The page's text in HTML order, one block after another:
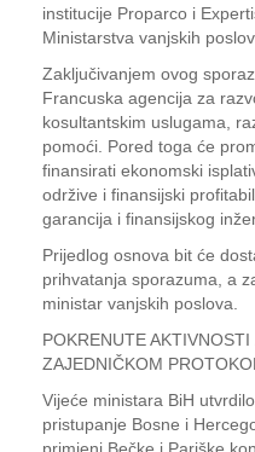
institucije Proparco i
Ministarstva vanjskih
Zaključivanjem ovog
Francuska agencija za
kosultantskim uslugama,
pomoći. Pored toga će
finansirati ekonomski
održive i finansijski
garancija i finansijskog
Prijedlog osnova bit će
prihvatanja sporazuma, a
ministar vanjskih poslova.
POKRENUTE
ZAJEDNIČKOM
Vijeće ministara BiH
pristupanje Bosne i